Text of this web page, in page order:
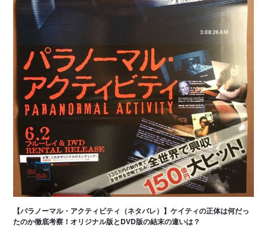
【パラノーマル・アクティビティ（ネタバレ）】ケイティの正体は何だっ
たのか徹底考察！オリジナル版とDVD版の結末の違いは？